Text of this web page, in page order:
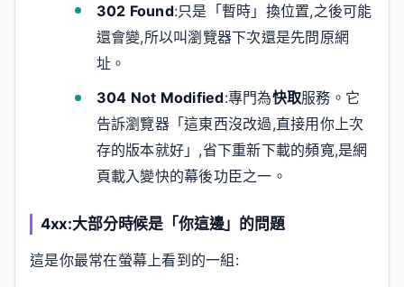
302 Found:只是「暫時」換位置,之後可能
還會變,所以叫瀏覽器下次還是先問原網
址。
304 Not Modified:專門為快取服務。它
告訴瀏覽器「這東西沒改過,直接用你上次
存的版本就好」,省下重新下載的頻寬,是網
頁載入變快的幕後功臣之一。
4xx:大部分時候是「你這邊」的問題
這是你最常在螢幕上看到的一組: